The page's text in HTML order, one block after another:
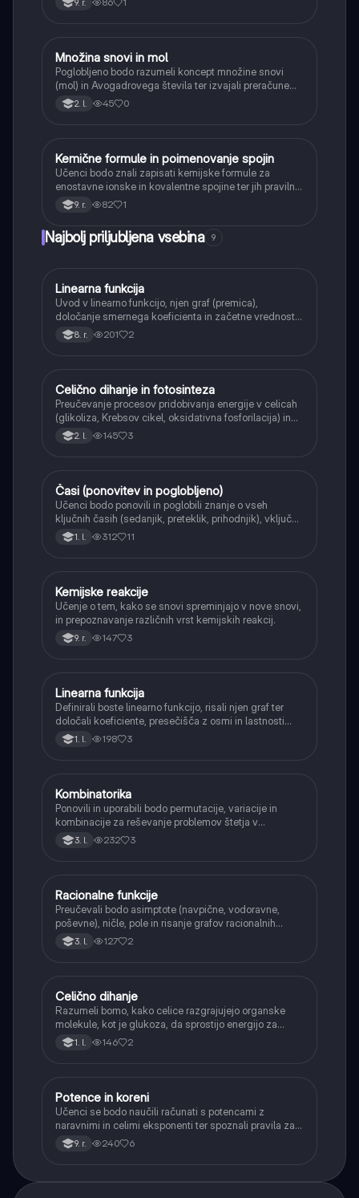
9. r.
Kemija
Množina snovi in mol
Poglobljeno bodo razumeli koncept množine snovi
(mol) in Avogadrovega števila ter izvajali preračune
med maso, množino in številom delcev.
2. l. 45 0
Kemija
Kemične formule in poimenovanje spojin
Učenci bodo znali zapisati kemijske formule za
enostavne ionske in kovalentne spojine ter jih pravilno
poimenovati po osnovnih pravilih.
9. r. 82 1
Najbolj priljubljena vsebina 9
Matematika
Linearna funkcija
Uvod v linearno funkcijo, njen graf (premica),
določanje smernega koeficienta in začetne vrednosti.
Učenci bodo znali narisati graf linearne funkcije.
8. r. 201 2
Naravoslovje
Celično dihanje in fotosinteza
Preučevanje procesov pridobivanja energije v celicah
(glikoliza, Krebsov cikel, oksidativna fosforilacija) in
pretvorbe svetlobne energije v kemično energijo
(fotosinteza).
2. l. 145 3
Angleščina
Časi (ponovitev in poglobljeno)
Učenci bodo ponovili in poglobili znanje o vseh
ključnih časih (sedanjik, preteklik, prihodnjik), vključno
s Perfect tenses (Present Perfect Continuous, Past
Perfect, Future Perfect) in njihovo uporabo.
1. l. 312 11
Naravoslovje
Kemijske reakcije
Učenje o tem, kako se snovi spreminjajo v nove snovi,
in prepoznavanje različnih vrst kemijskih reakcij.
9. r. 147 3
Matematika
Linearna funkcija
Definirali boste linearno funkcijo, risali njen graf ter
določali koeficiente, presečišča z osmi in lastnosti
(naraščanje/padanje).
1. l. 198 3
Matematika
Kombinatorika
Ponovili in uporabili bodo permutacije, variacije in
kombinacije za reševanje problemov štetja v
verjetnosti.
3. l. 232 3
Matematika
Racionalne funkcije
Preučevali bodo asimptote (navpične, vodoravne,
poševne), ničle, pole in risanje grafov racionalnih
funkcij.
3. l. 127 2
Biologija
Celično dihanje
Razumeli bomo, kako celice razgrajujejo organske
molekule, kot je glukoza, da sprostijo energijo za
svoje delovanje.
1. l. 146 2
Matematika
Potence in koreni
Učenci se bodo naučili računati s potencami z
naravnimi in celimi eksponenti ter spoznali pravila za
računanje z njimi. Obravnavali bodo kvadratne in
kubične korene ter delno korenjenje in racionalizacijo
9. r. 240 6